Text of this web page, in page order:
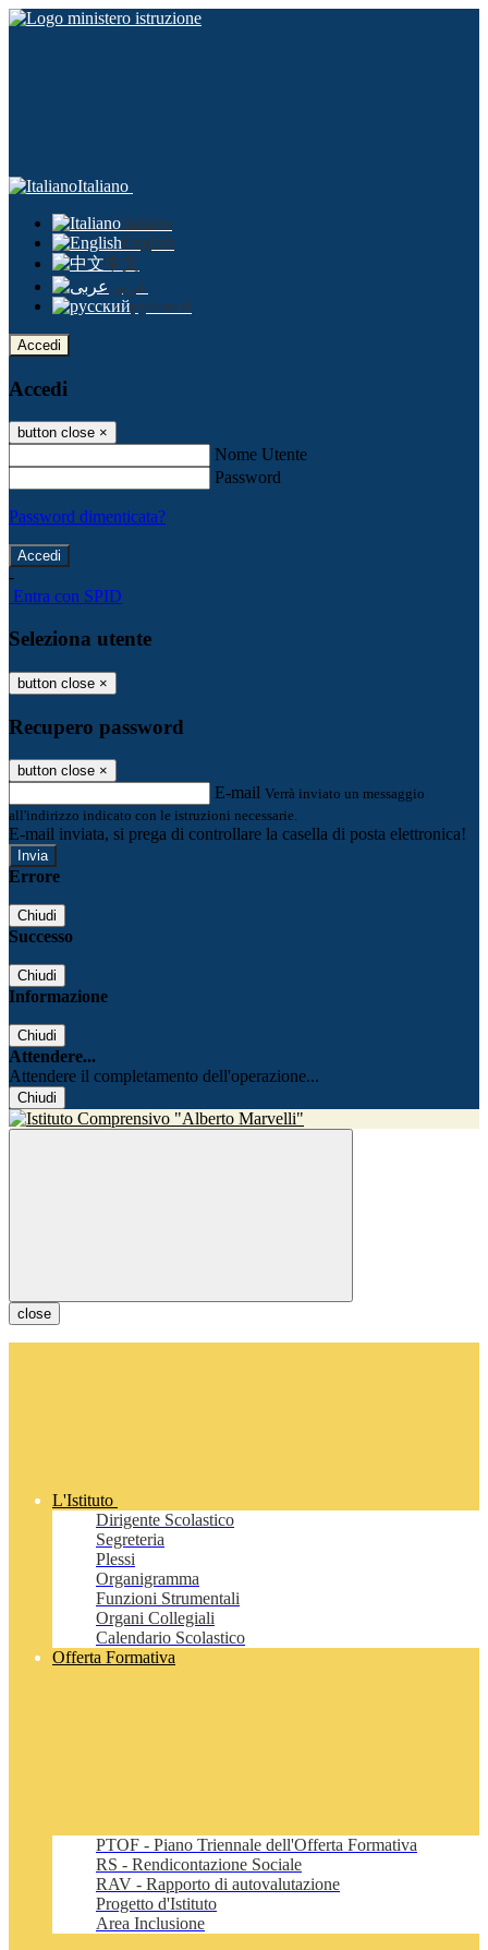
Italiano
Italiano
English
中文
عربى
русский
Accedi
Accedi
button close ×
Nome Utente
Password
Password dimenticata?
-
Entra con SPID
Seleziona utente
button close ×
Recupero password
button close ×
E-mail Verrà inviato un messaggio
all'indirizzo indicato con le istruzioni necessarie.
E-mail inviata, si prega di controllare la casella di posta elettronica!
Errore
Chiudi
Successo
Chiudi
Informazione
Chiudi
Attendere...
Attendere il completamento dell'operazione...
Chiudi
close
L'Istituto
Dirigente Scolastico
Segreteria
Plessi
Organigramma
Funzioni Strumentali
Organi Collegiali
Calendario Scolastico
Offerta Formativa
PTOF - Piano Triennale dell'Offerta Formativa
RS - Rendicontazione Sociale
RAV - Rapporto di autovalutazione
Progetto d'Istituto
Area Inclusione